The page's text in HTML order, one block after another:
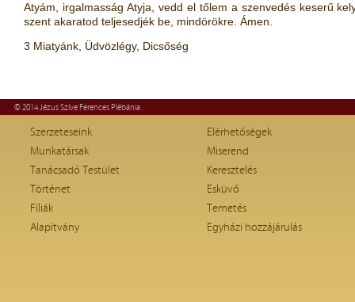
Atyám, irgalmasság Atyja, vedd el tőlem a szenvedés keserű
szent akaratod teljesedjék be, mindörökre. Ámen.
3 Miatyánk, Üdvözlégy, Dicsőség
© 2014 Jézus Szíve Ferences Plébánia
Szerzeteseink
Munkatársak
Tanácsadó Testület
Történet
Fíliák
Alapítvány
Elérhetőségek
Miserend
Keresztelés
Esküvő
Temetés
Egyházi hozzájárulás